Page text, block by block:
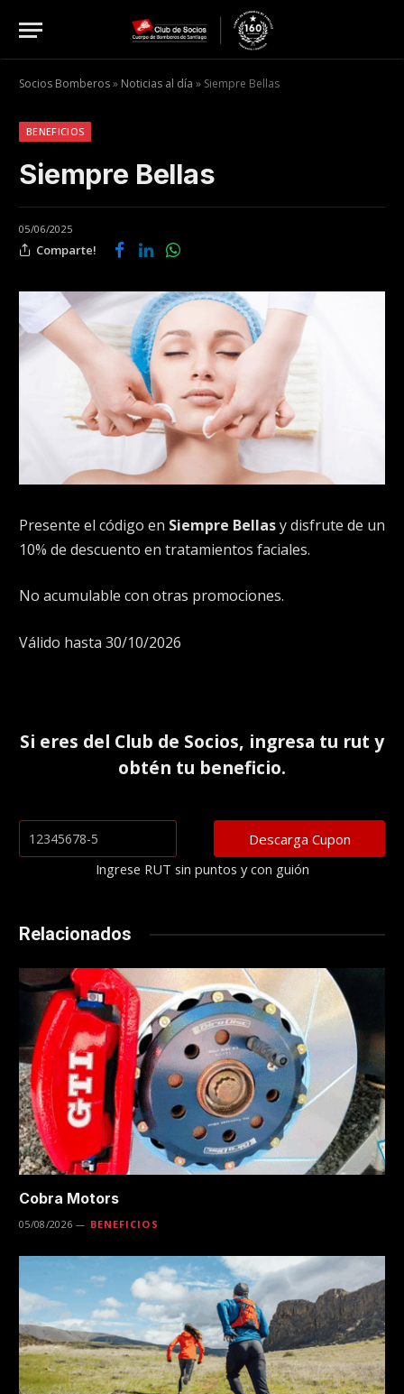
Socios Bomberos» Noticias al día » Siempre Bellas
BENEFICIOS
Siempre Bellas
05/06/2025
Comparte!
Presente el código en Siempre Bellasy disfrute de un
10% de descuento en tratamientos faciales.
No acumulable con otras promociones.
Válido hasta 30/10/2026
Si eres del Club de Socios, ingresa tu rut y
obtén tu beneficio.
Ingrese RUT sin puntos y con guión
Relacionados
Cobra Motors
05/08/2026 BENEFICIOS